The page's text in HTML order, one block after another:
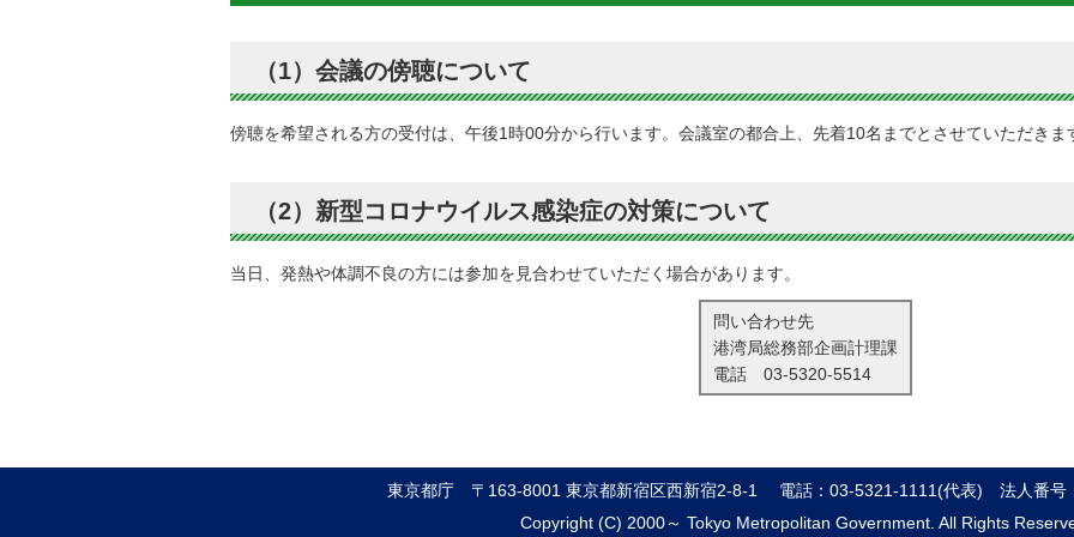
（1）会議の傍聴について
傍聴を希望される方の受付は、午後1時00分から行います。会議室の都合上、先着10名までとさせていただきま
（2）新型コロナウイルス感染症の対策について
当日、発熱や体調不良の方には参加を見合わせていただく場合があります。
問い合わせ先
港湾局総務部企画計理課
電話 03-5320-5514
東京都庁 〒163-8001 東京都新宿区西新宿2-8-1 電話：03-5321-1111(代表)
法人番号
Copyright (C) 2000～ Tokyo Metropolitan Government. All Rights